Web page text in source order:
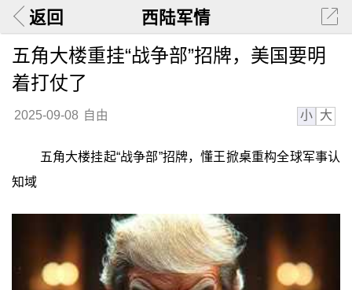
返回 西陆军情
五角大楼重挂“战争部”招牌，美国要明
着打仗了
2025-09-08 自由 小 大
五角大楼挂起“战争部”招牌，懂王掀桌重构全球军事认
知域